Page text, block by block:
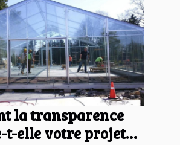
la transparence
t-elle votre projet